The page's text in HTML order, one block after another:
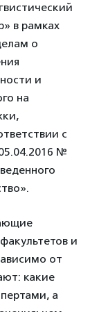
в рамках
о
и
на
с
№
и
от
какие
а